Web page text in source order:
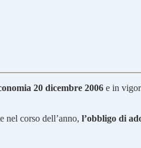
20 dicembre 2006 e in
nel corso dell’anno, l’obbligo di